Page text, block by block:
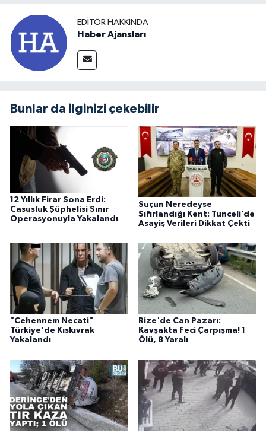
EDITÖR HAKKINDA
Haber Ajansları
Bunlar da ilginizi çekebilir
12 Yıllık Firar Sona Erdi:
Casusluk Şüphelisi Sınır
Operasyonuyla Yakalandı
Suçun Neredeyse
Sıfırlandığı Kent: Tunceli’de
Asayiş Verileri Dikkat Çekti
"Cehennem Necati"
Türkiye'de Kıskıvrak
Yakalandı
Rize'de Can Pazarı:
Kavşakta Feci Çarpışma! 1
Ölü, 8 Yaralı